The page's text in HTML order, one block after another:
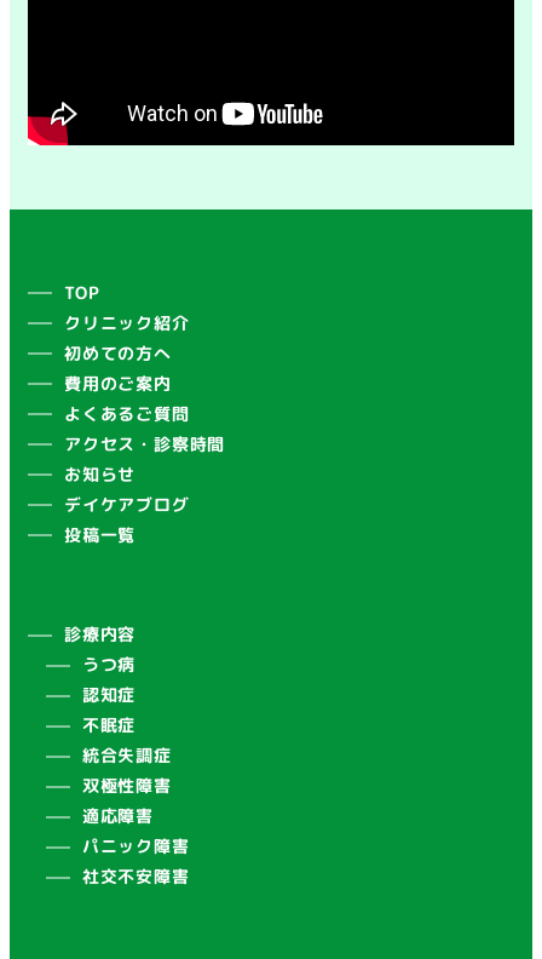
TOP
クリニック紹介
初めての方へ
費用のご案内
よくあるご質問
アクセス・診察時間
お知らせ
デイケアブログ
投稿一覧
診療内容
うつ病
認知症
不眠症
統合失調症
双極性障害
適応障害
パニック障害
社交不安障害